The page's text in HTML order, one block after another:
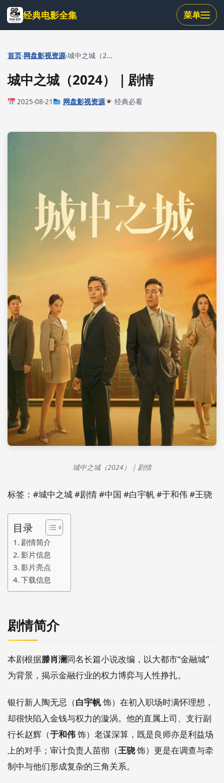
跳
到
主
内
经典电影全集 菜单
首页›网盘影视资源›城中之城（2...
城中之城（2024）｜剧情
2025-08-21 网盘影视资源 经典必看
城中之城（2024）｜剧情
标签：#城中之城 #剧情 #中国 #白宇帆 #于和伟 #王骁
目录
剧情简介
影片信息
影片亮点
下载信息
剧情简介
本剧根据滕肖澜同名长篇小说改编，以大都市“金融城”
为背景，揭示金融行业的权力博弈与人性挣扎。
银行新人陶无忌（白宇帆饰）在初入职场时满怀理想，
却很快陷入金钱与权力的漩涡。他的直属上司、支行副
行长赵辉（于和伟饰）老谋深算，既是良师亦是利益场
上的对手；审计负责人苗彻（王骁饰）更是在调查与牵
制中与他们形成复杂的三角关系。